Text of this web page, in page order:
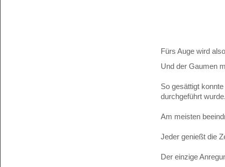
Fürs Auge wird
Und der Gaumen
So gesättigt
durchgeführt wurde.
Am meisten
Jeder genießt die
Der einzige